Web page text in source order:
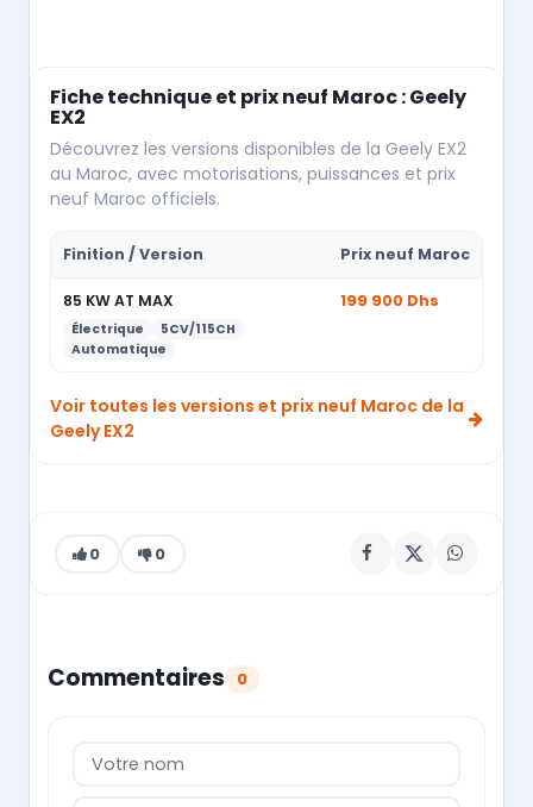
Fiche technique et prix neuf Maroc : Geely
EX2
Découvrez les versions disponibles de la Geely EX2
au Maroc, avec motorisations, puissances et prix
neuf Maroc officiels.
Finition / Version Prix neuf Maroc
85 KW AT MAX
Électrique
5CV/115CH
Automatique
199 900 Dhs
Voir toutes les versions et prix neuf Maroc de la
Geely EX2
0 0
Commentaires 0